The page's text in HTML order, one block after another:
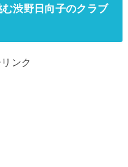
渋野日向子のクラブ
ンク